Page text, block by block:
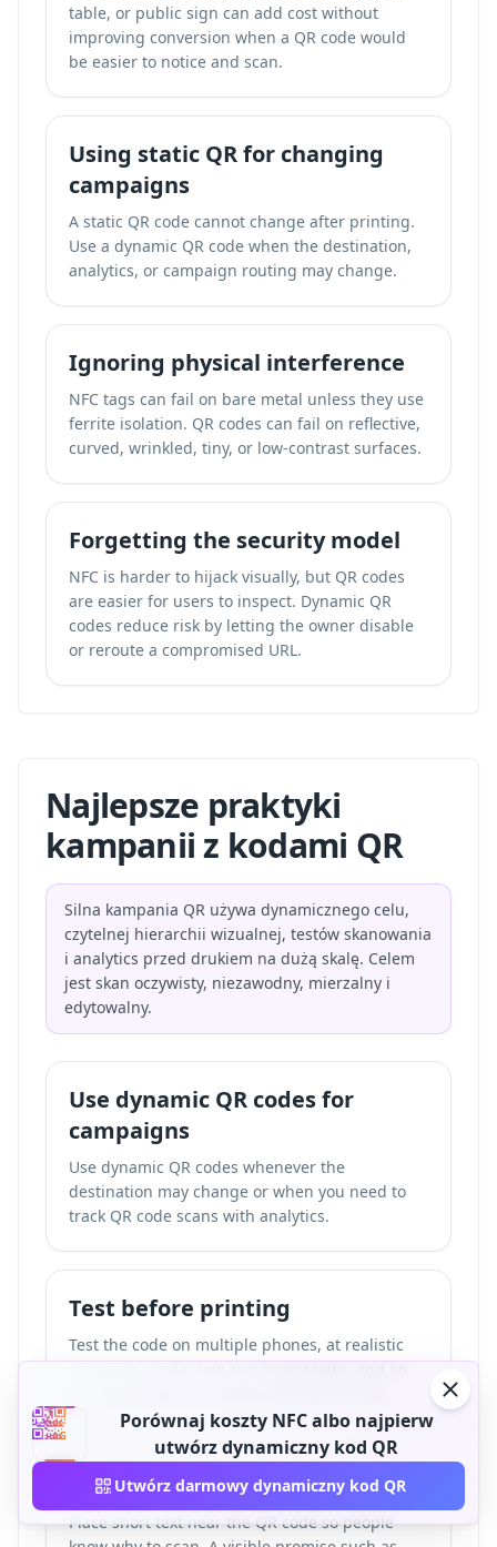
table, or public sign can add cost without
improving conversion when a QR code would
be easier to notice and scan.
Using static QR for changing
campaigns
A static QR code cannot change after printing.
Use a dynamic QR code when the destination,
analytics, or campaign routing may change.
Ignoring physical interference
NFC tags can fail on bare metal unless they use
ferrite isolation. QR codes can fail on reflective,
curved, wrinkled, tiny, or low-contrast surfaces.
Forgetting the security model
NFC is harder to hijack visually, but QR codes
are easier for users to inspect. Dynamic QR
codes reduce risk by letting the owner disable
or reroute a compromised URL.
Najlepsze praktyki
kampanii z kodami QR
Silna kampania QR używa dynamicznego celu,
czytelnej hierarchii wizualnej, testów skanowania
i analytics przed drukiem na dużą skalę. Celem
jest skan oczywisty, niezawodny, mierzalny i
edytowalny.
Use dynamic QR codes for
campaigns
Use dynamic QR codes whenever the
destination may change or when you need to
track QR code scans with analytics.
Test before printing
Test the code on multiple phones, at realistic
distances, under low and bright light, and on
Add a clear call to action
Place short text near the QR code so people
Porównaj koszty NFC albo najpierw
utwórz dynamiczny kod QR
Utwórz darmowy dynamiczny kod QR